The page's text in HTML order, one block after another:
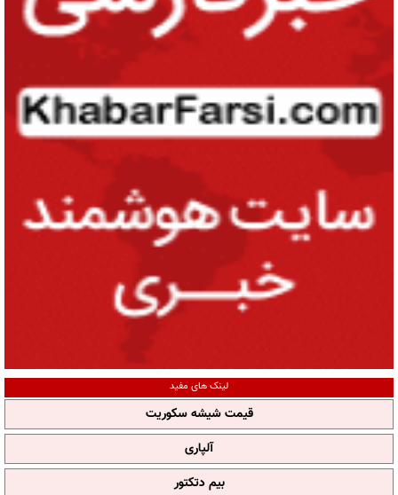
لینک های مفید
قیمت شیشه سکوریت
آلپاری
بیم دتکتور